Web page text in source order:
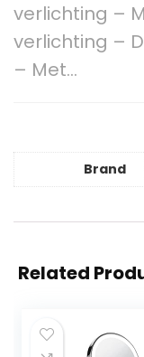
verlichting –
verlichting –
– Met…
Brand
Related